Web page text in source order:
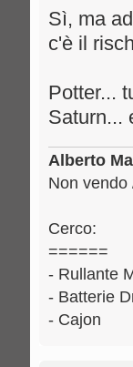
Sì, ma
c'è il
Potter...
Saturn...
Alberto
Non
Cerco:
======
- Rullante
- Batterie
- Cajon